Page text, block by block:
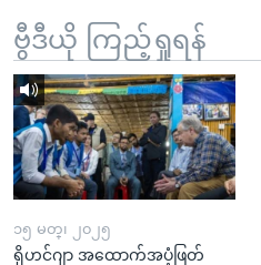
ဗွီဒီယို ကြည့်ရှုရန်
၁၅ မတ္၊ ၂၀၂၅
ရိုဟင်ဂျာ အထောက်အပံ့ဖြတ်